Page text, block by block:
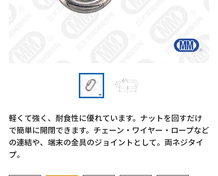
軽くて強く、耐食性に優れています。ナットを回すだけ
で簡単に開閉できます。チェーン・ワイヤー・ロープなど
の連結や、端末の金具のジョイントとして。両ネジタイ
プ。